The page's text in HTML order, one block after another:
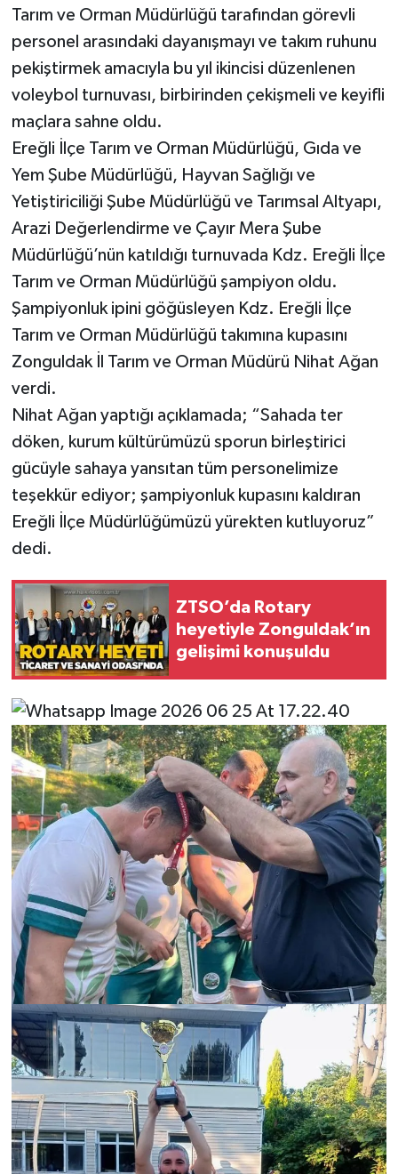
Tarım ve Orman Müdürlüğü tarafından görevli
personel arasındaki dayanışmayı ve takım ruhunu
pekiştirmek amacıyla bu yıl ikincisi düzenlenen
voleybol turnuvası, birbirinden çekişmeli ve keyifli
maçlara sahne oldu.
Ereğli İlçe Tarım ve Orman Müdürlüğü, Gıda ve
Yem Şube Müdürlüğü, Hayvan Sağlığı ve
Yetiştiriciliği Şube Müdürlüğü ve Tarımsal Altyapı,
Arazi Değerlendirme ve Çayır Mera Şube
Müdürlüğü’nün katıldığı turnuvada Kdz. Ereğli İlçe
Tarım ve Orman Müdürlüğü şampiyon oldu.
Şampiyonluk ipini göğüsleyen Kdz. Ereğli İlçe
Tarım ve Orman Müdürlüğü takımına kupasını
Zonguldak İl Tarım ve Orman Müdürü Nihat Ağan
verdi.
Nihat Ağan yaptığı açıklamada; “Sahada ter
döken, kurum kültürümüzü sporun birleştirici
gücüyle sahaya yansıtan tüm personelimize
teşekkür ediyor; şampiyonluk kupasını kaldıran
Ereğli İlçe Müdürlüğümüzü yürekten kutluyoruz”
dedi.
ZTSO’da Rotary
heyetiyle Zonguldak’ın
gelişimi konuşuldu
Gökçebey
GÜNDEM
Kilimli
Kültür - Sanat
MAGAZİN
Politika
Resmi İlan
Röportaj
Sağlık
SİYASET
Spor
Yaşam